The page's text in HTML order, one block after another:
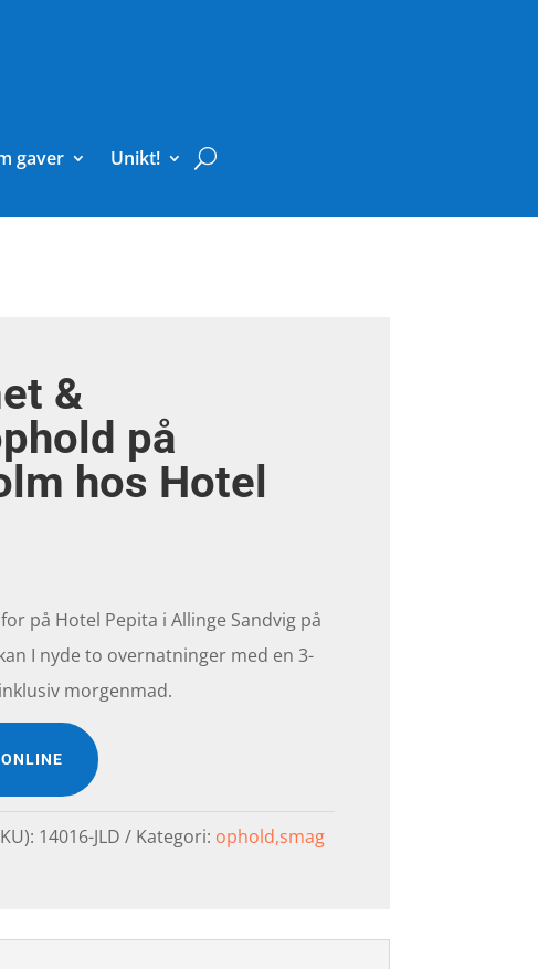
gaver Unikt!
&
på
hos Hotel
på Hotel Pepita i Allinge Sandvig på
I nyde to overnatninger med en 3-
morgenmad.
14016-JLD Kategori: ophold,smag